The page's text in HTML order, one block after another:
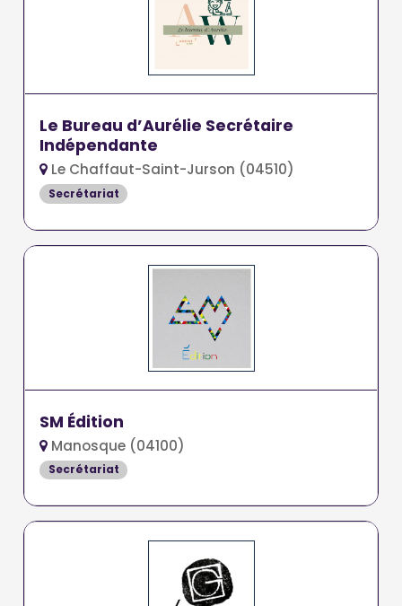
Le Bureau d’Aurélie Secrétaire
Indépendante
Le Chaffaut-Saint-Jurson (04510)
Secrétariat
SM Édition
Manosque (04100)
Secrétariat